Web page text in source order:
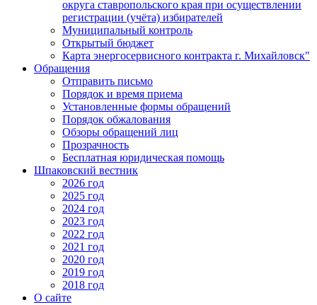
округа ставропольского края при осуществлении
регистрации (учёта) избирателей
Муниципальный контроль
Открытый бюджет
Карта энергосервисного контракта г. Михайловск"
Обращения
Отправить письмо
Порядок и время приема
Установленные формы обращений
Порядок обжалования
Обзоры обращений лиц
Прозрачность
Бесплатная юридическая помощь
Шпаковский вестник
2026 год
2025 год
2024 год
2023 год
2022 год
2021 год
2020 год
2019 год
2018 год
О сайте